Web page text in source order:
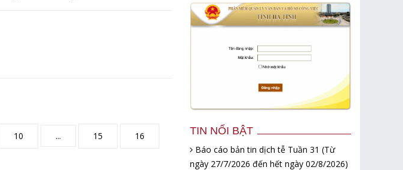
10 ... 15 16 TIN NỔI BẬT
Báo cáo bản tin dịch tễ Tuần 31 (Từ
ngày 27/7/2026 đến hết ngày 02/8/2026)